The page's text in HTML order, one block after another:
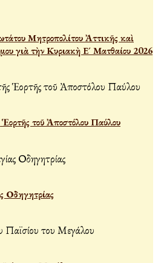
Μητροπολίτου Ἀττικῆς καὶ
γιὰ τὴν Κυριακὴ Ε´ Ματθαίου 2026
Ἑορτῆς τοῦ Ἀποστόλου Παύλου
Οδηγητρίας